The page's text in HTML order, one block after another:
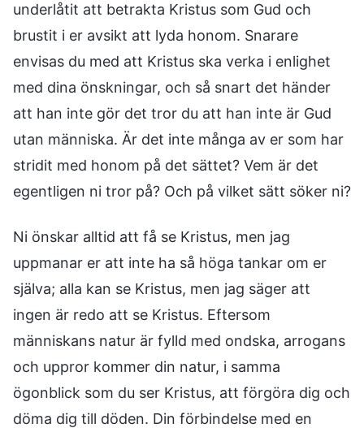
underlåtit att betrakta Kristus som Gud och
brustit i er avsikt att lyda honom. Snarare
envisas du med att Kristus ska verka i enlighet
med dina önskningar, och så snart det händer
att han inte gör det tror du att han inte är Gud
utan människa. Är det inte många av er som har
stridit med honom på det sättet? Vem är det
egentligen ni tror på? Och på vilket sätt söker ni?
Ni önskar alltid att få se Kristus, men jag
uppmanar er att inte ha så höga tankar om er
själva; alla kan se Kristus, men jag säger att
ingen är redo att se Kristus. Eftersom
människans natur är fylld med ondska, arrogans
och uppror kommer din natur, i samma
ögonblick som du ser Kristus, att förgöra dig och
döma dig till döden. Din förbindelse med en